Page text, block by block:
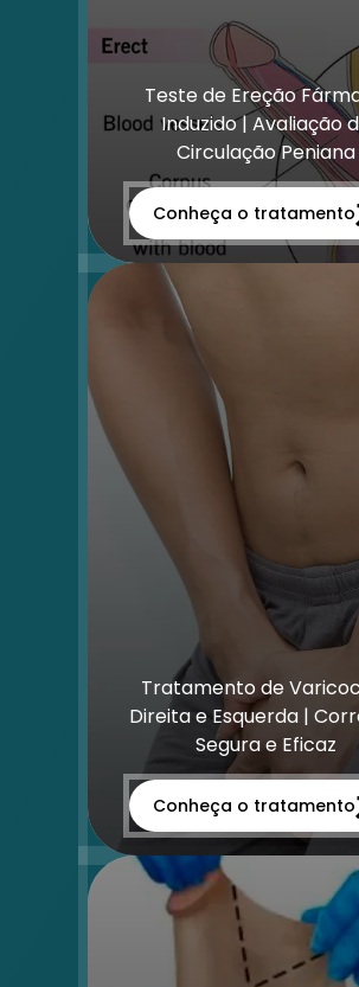
Teste de Ereção
Induzido | Avaliação
Circulação Peniana
Conheça o tratamento
Tratamento de
Direita e Esquerda |
Segura e Eficaz
Conheça o tratamento